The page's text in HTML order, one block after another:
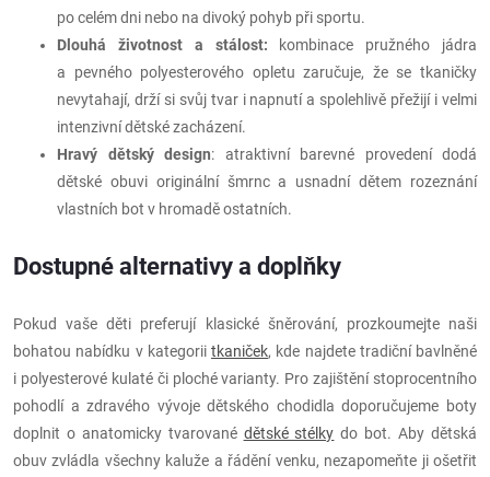
po celém dni nebo na divoký pohyb při sportu.
Dlouhá životnost a stálost: kombinace pružného jádra
a pevného polyesterového opletu zaručuje, že se tkaničky
nevytahají, drží si svůj tvar i napnutí a spolehlivě přežijí i velmi
intenzivní dětské zacházení.
Hravý dětský design: atraktivní barevné provedení dodá
dětské obuvi originální šmrnc a usnadní dětem rozeznání
vlastních bot v hromadě ostatních.
Dostupné alternativy a doplňky
Pokud vaše děti preferují klasické šněrování, prozkoumejte naši
bohatou nabídku v kategorii tkaniček, kde najdete tradiční bavlněné
i polyesterové kulaté či ploché varianty. Pro zajištění stoprocentního
pohodlí a zdravého vývoje dětského chodidla doporučujeme boty
doplnit o anatomicky tvarované dětské stélky do bot. Aby dětská
obuv zvládla všechny kaluže a řádění venku, nezapomeňte ji ošetřit